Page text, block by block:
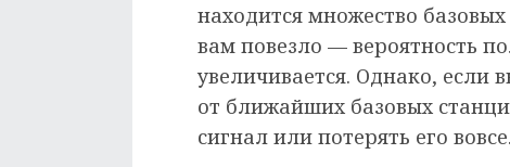
находится множество
вам повезло — вероятность
увеличивается. Однако, если
от ближайших базовых
сигнал или потерять его вовсе.